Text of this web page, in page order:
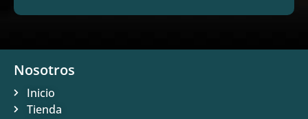
Nosotros
Inicio
Tienda